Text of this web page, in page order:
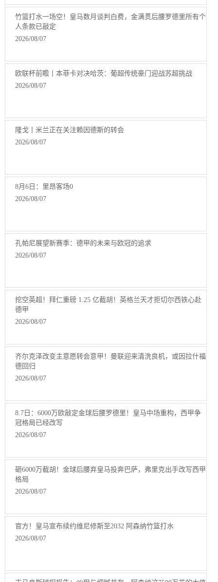
竹篮打水一场空！皇马数月谈判白费，金满贯后腰罗德里所有个
人条款已敲定
2026/08/07
欧联杯前瞻丨本菲卡对决哈茨：葡超传统豪门迎战苏超挑战
2026/08/07
隆戈丨米兰正在关注赖因德斯的转会
2026/08/07
8月6日：里昂客场0
2026/08/07
孔帕尼展望新赛季：德甲的未来与欧冠的追求
2026/08/07
挖空英超！拜仁重磅 1.25 亿截胡！英格兰天才拒切尔西铁心赴
德甲
2026/08/07
齐尔克泽改变主意愿转会意甲！曼联迎来清洗良机，或因拉什福
德回归
2026/08/07
8.7日：6000万欧敲定金球后腰罗德里！皇马中场重构，西甲争
冠格局已经改写
2026/08/07
砸6000万截胡！金球后腰弃皇马投奔巴萨，弗里克出手改写西甲
格局
2026/08/07
官方！皇马宣布续约维尼修斯至2032 阿森纳竹篮打水
2026/08/07